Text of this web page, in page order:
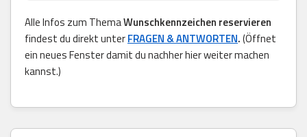
Alle Infos zum ThemaWunschkennzeichen reservieren
findest du direkt unterFRAGEN & ANTWORTEN.(Öffnet
ein neues Fenster damit du nachher hier weiter machen
kannst.)